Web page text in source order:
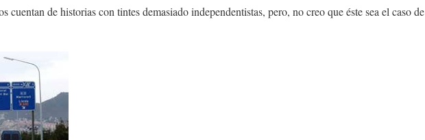
cuentan de historias con tintes demasiado independentistas, pero, no creo que éste sea el caso de